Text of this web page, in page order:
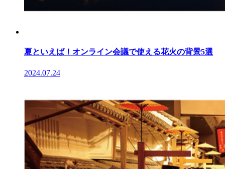
夏といえば！オンライン会議で使える花火の背景5選
2024.07.24